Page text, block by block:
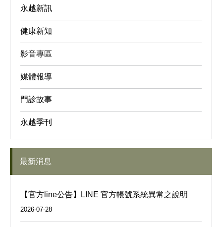
永越新訊
健康新知
影音專區
媒體報導
門診故事
永越季刊
最新消息
【官方line公告】LINE 官方帳號系統異常之說明
2026-07-28